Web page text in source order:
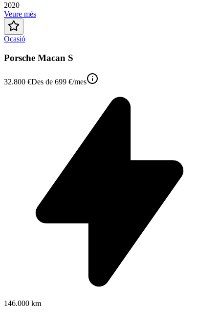
2020
Veure més
Ocasió
Porsche Macan S
32.800 €Des de 699 €/mes
146.000 km